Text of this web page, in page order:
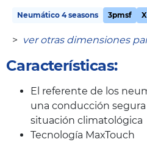
Neumático 4 seasons 3pmsf
> ver otras dimensiones
Características:
El referente de los
una conducción
situación climatológica
Tecnología MaxTouch